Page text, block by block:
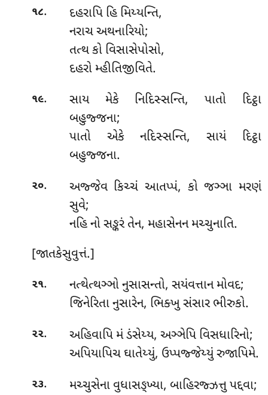
૧૮.
દહરાપિ હિ મિય્યન્તિ,
નરાચ અથનારિયો;
તત્થ કો વિસાસેપોસો,
દહરો મ્હીતિજીવિતે.
૧૯. સાય મેકે નિદિસ્સન્તિ, પાતો દિટ્ઠા
બહુજ્જના;
પાતો એકે નદિસ્સન્તિ, સાયં દિટ્ઠા
બહુજ્જના.
૨૦.
અજ્જેવ કિચ્ચં આતપ્પં, કો જઞ્ઞા મરણં
સુવે;
નહિ નો સઙ્કરં તેન, મહાસેનન મચ્ચુનાતિ.
[જાતકેસુવુત્તં.]
૨૧. નત્થેત્થઞ્ઞોનુસાસન્તો, સયંવત્તાન મોવદ;
જિનેરિતા નુસારેન, ભિક્ખુ સંસાર ભીરુકો.
૨૨. અહિવાપિ મં ડંસેય્ય, અઞ્ઞેપિ વિસધારિનો;
અપિયાપિચ ઘાતેય્યું, ઉપ્પજ્જેય્યું રુજાપિમે.
૨૩.
મચ્ચુસેના વુધાસઙ્ખ્યા, બાહિરજ્ઝત્તુ પદ્દવા;